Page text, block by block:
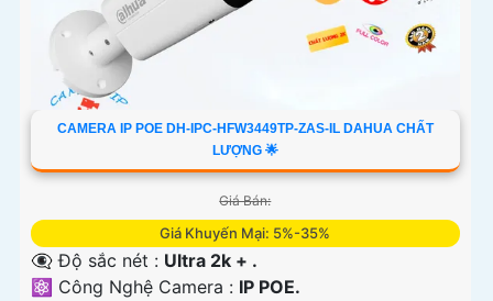
CAMERA IP POE DH-IPC-HFW3449TP-ZAS-IL DAHUA CHẤT
LƯỢNG 🌟
Giá Bán:
Giá Khuyến Mại: 5%-35%
👁️‍🗨 Độ sắc nét : Ultra 2k + .
⚛️ Công Nghệ Camera : IP POE.